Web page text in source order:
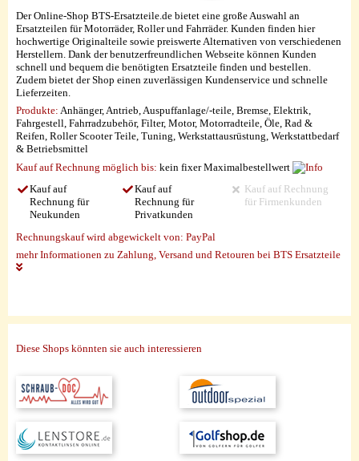
Der Online-Shop BTS-Ersatzteile.de bietet eine große Auswahl an
Ersatzteilen für Motorräder, Roller und Fahrräder. Kunden finden hier
hochwertige Originalteile sowie preiswerte Alternativen von verschiedenen
Herstellern. Dank der benutzerfreundlichen Webseite können Kunden
schnell und bequem die benötigten Ersatzteile finden und bestellen.
Zudem bietet der Shop einen zuverlässigen Kundenservice und schnelle
Lieferzeiten.
Produkte: Anhänger, Antrieb, Auspuffanlage/-teile, Bremse, Elektrik,
Fahrgestell, Fahrradzubehör, Filter, Motor, Motorradteile, Öle, Rad &
Reifen, Roller Scooter Teile, Tuning, Werkstattausrüstung, Werkstattbedarf
& Betriebsmittel
Kauf auf Rechnung möglich bis: kein fixer Maximalbestellwert
Kauf auf
Rechnung für
Neukunden
Kauf auf
Rechnung für
Privatkunden
Kauf auf Rechnung
für Firmenkunden
Rechnungskauf wird abgewickelt von: PayPal
mehr Informationen zu Zahlung, Versand und Retouren bei BTS Ersatzteile
Diese Shops könnten sie auch interessieren